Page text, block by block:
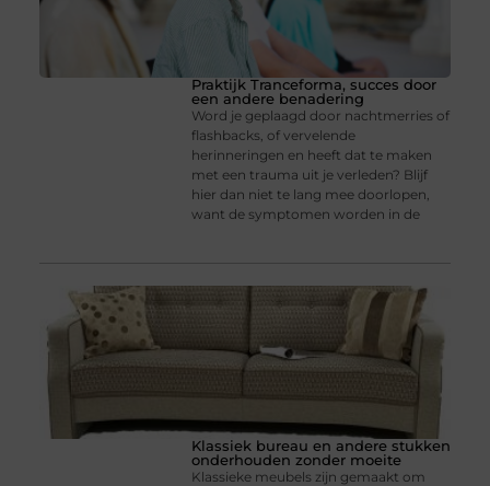
Praktijk Tranceforma, succes door
een andere benadering
Word je geplaagd door nachtmerries of
flashbacks, of vervelende
herinneringen en heeft dat te maken
met een trauma uit je verleden? Blijf
hier dan niet te lang mee doorlopen,
want de symptomen worden in de
Klassiek bureau en andere stukken
onderhouden zonder moeite
Klassieke meubels zijn gemaakt om